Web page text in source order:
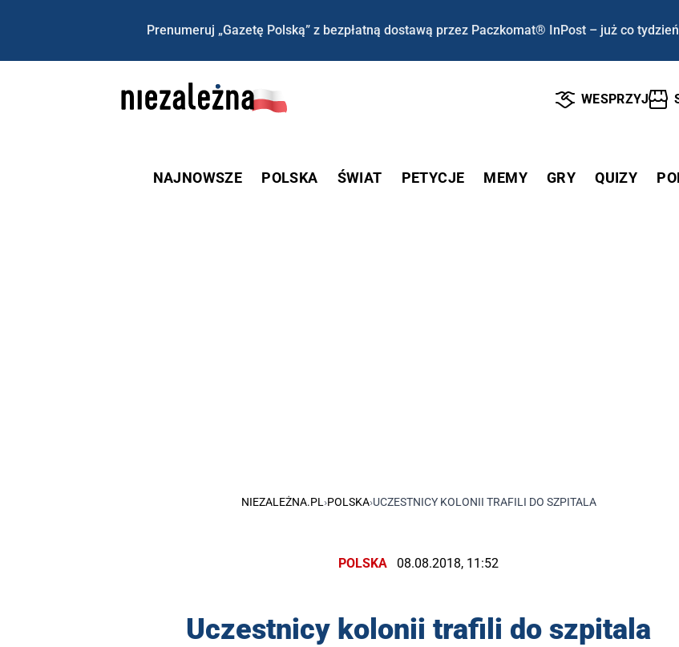
Prenumeruj „Gazetę Polską” z bezpłatną dostawą przez Paczkomat® InPost – już co
WESPRZYJ
NAJNOWSZE POLSKA ŚWIAT PETYCJE MEMY GRY QUIZY
NIEZALEŻNA.PL ›POLSKA›UCZESTNICY KOLONII TRAFILI DO SZPITALA
POLSKA 08.08.2018, 11:52
Uczestnicy kolonii trafili do szpitala